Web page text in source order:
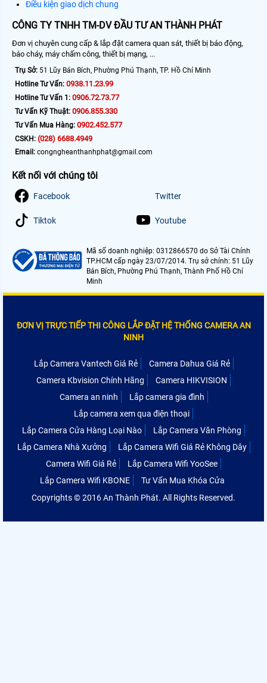
Điều kiện giao dịch chung
CÔNG TY TNHH TM-DV ĐẦU TƯ AN THÀNH PHÁT
Đơn vị chuyên cung cấp & lắp đặt camera quan sát, thiết bị báo động,
báo cháy, máy chấm công, thiết bị mạng, ...
Trụ Sở: 51 Lũy Bán Bích, Phường Phú Thạnh, TP. Hồ Chí Minh
Hotline Tư Vấn: 0938.11.23.99
Hotline Tư Vấn 1: 0906.72.73.77
Tư Vấn Kỹ Thuật: 0906.855.330
Tư Vấn Mua Hàng: 0902.452.577
CSKH: (028) 6688.4949
Email: congngheanthanhphat@gmail.com
Kết nối với chúng tôi
Facebook Twitter
Tiktok Youtube
Mã số doanh nghiệp: 0312866570 do Sở Tài Chính
TP.HCM cấp ngày 23/07/2014. Trụ sở chính: 51 Lũy
Bán Bích, Phường Phú Thạnh, Thành Phố Hồ Chí
Minh
ĐƠN VỊ TRỰC TIẾP THI CÔNG LẮP ĐẶT HỆ THỐNG CAMERA AN
NINH
Lắp Camera Vantech Giá Rẻ
Camera Dahua Giá Rẻ
Camera Kbvision Chính Hãng
Camera HIKVISION
Camera an ninh
Lắp camera gia đình
Lắp camera xem qua điện thoại
Lắp Camera Cửa Hàng Loại Nào
Lắp Camera Văn Phòng
Lắp Camera Nhà Xưởng
Lắp Camera Wifi Giá Rẻ Không Dây
Camera Wifi Giá Rẻ
Lắp Camera Wifi YooSee
Lắp Camera Wifi KBONE
Tư Vấn Mua Khóa Cửa
Copyrights © 2016 An Thành Phát. All Rights Reserved.